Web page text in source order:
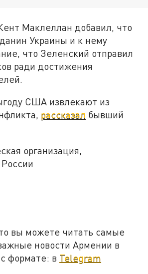
Маклеллан добавил, что
Украины и к нему
что Зеленский отправил
ради достижения
США извлекают из
рассказал бывший
организация,
вы можете читать самые
новости Армении в
формате: в Telegram